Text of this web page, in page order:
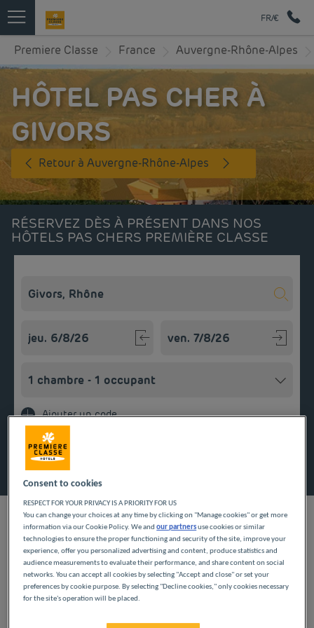
FR/€
Premiere Classe France Auvergne-Rhône-Alpes
HÔTEL PAS CHER À
GIVORS
Retour à Auvergne-Rhône-Alpes
RÉSERVEZ DÈS À PRÉSENT DANS NOS
HÔTELS PAS CHERS PREMIÈRE CLASSE
Ajouter un code
Vous devez faire une escale dans le Rhône pour des raisons
professionnelles ou familiales ? Quelle que soit la période de
l’année, vous apprécierez la facilité de stationnement offerte
de la climatisation et du wifi gratuit. Le matin, vous profitez
Consent to cookies
RESPECT FOR YOUR PRIVACY IS A PRIORITY FOR US
You can change your choices at any time by clicking on "Manage cookies" or get more
information via our Cookie Policy. We andour partnersuse cookies or similar
technologies to ensure the proper functioning and security of the site, improve your
experience, offer you personalized advertising and content, produce statistics and
audience measurements to evaluate their performance, and share content on social
networks. You can accept all cookies by selecting "Accept and close" or set your
preferences by cookie purpose. By selecting "Decline cookies," only cookies necessary
for the site's operation will be placed.